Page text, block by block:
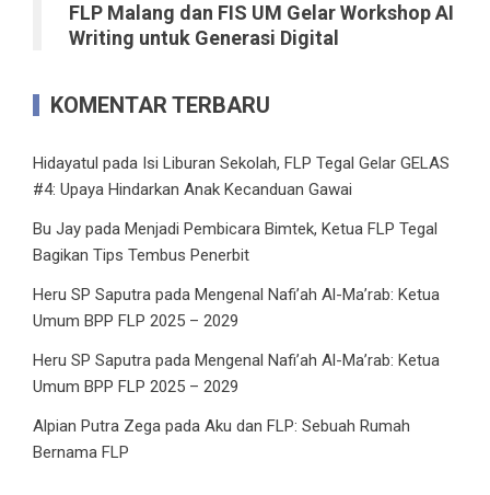
FLP Malang dan FIS UM Gelar Workshop AI
Writing untuk Generasi Digital
KOMENTAR TERBARU
Hidayatul pada Isi Liburan Sekolah, FLP Tegal Gelar GELAS
#4: Upaya Hindarkan Anak Kecanduan Gawai
Bu Jay pada Menjadi Pembicara Bimtek, Ketua FLP Tegal
Bagikan Tips Tembus Penerbit
Heru SP Saputra pada Mengenal Nafi’ah Al-Ma’rab: Ketua
Umum BPP FLP 2025 – 2029
Heru SP Saputra pada Mengenal Nafi’ah Al-Ma’rab: Ketua
Umum BPP FLP 2025 – 2029
Alpian Putra Zega pada Aku dan FLP: Sebuah Rumah
Bernama FLP